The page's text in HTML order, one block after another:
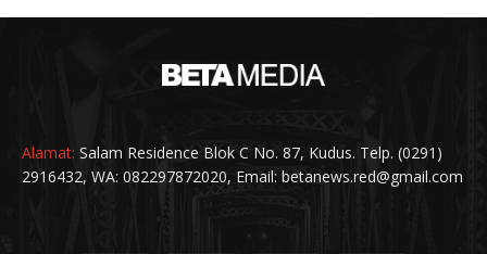
Alamat: Salam Residence Blok C No. 87, Kudus. Telp. (0291)
2916432, WA: 082297872020, Email: betanews.red@gmail.com